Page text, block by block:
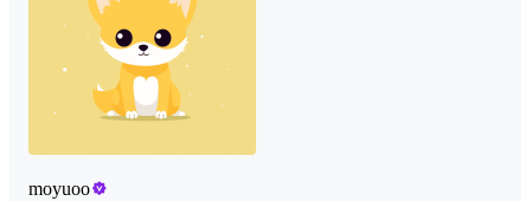
moyuoo